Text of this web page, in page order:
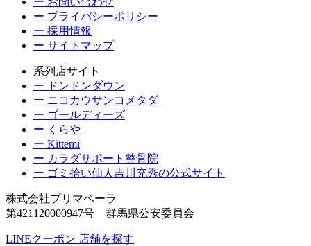
ー プライバシーポリシー
ー 採用情報
ー サイトマップ
系列店サイト
ー ドンドンダウン
ー ニコカウサンコメタダ
ー ゴールディーズ
ー くらや
ー Kittemi
ー カラダサポート整骨院
ー ゴミ拾い仙人吉川充秀の公式サイト
株式会社プリマベーラ
第421120000947号 群馬県公安委員会
LINEクーポン 店舗を探す